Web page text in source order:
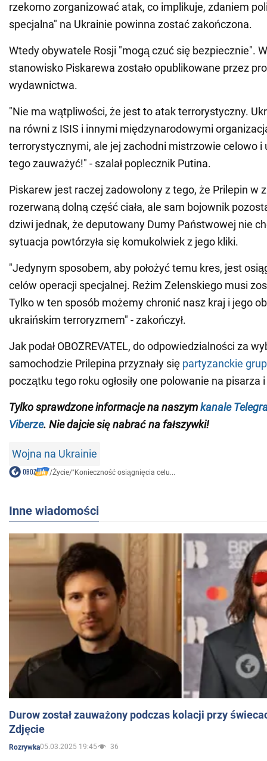
rzekomo zorganizować atak, co implikuje, zdaniem
specjalna" na Ukrainie powinna zostać zakończona.
Wtedy obywatele Rosji "mogą czuć się bezpiecznie".
stanowisko Piskarewa zostało opublikowane przez
wydawnictwa.
"Nie ma wątpliwości, że jest to atak terrorystyczny.
na równi z ISIS i innymi międzynarodowymi
terrorystycznymi, ale jej zachodni mistrzowie celowo i
tego zauważyć!" - szalał poplecznik Putina.
Piskarew jest raczej zadowolony z tego, że Prilepin w
rozerwaną dolną część ciała, ale sam bojownik
dziwi jednak, że deputowany Dumy Państwowej nie
sytuacja powtórzyła się komukolwiek z jego kliki.
"Jedynym sposobem, aby położyć temu kres, jest
celów operacji specjalnej. Reżim Zelenskiego musi
Tylko w ten sposób możemy chronić nasz kraj i jego
ukraińskim terroryzmem" - zakończył.
Jak podał OBOZREVATEL, do odpowiedzialności za
samochodzie Prilepina przyznały się partyzanckie
początku tego roku ogłosiły one polowanie na pisarza
Tylko sprawdzone informacje na naszymkanale
Viberze. Nie dajcie się nabrać na fałszywki!
Wojna na Ukrainie
/Życie/"Konieczność osiągnięcia celu...
Inne wiadomości
Durow został zauważony podczas kolacji przy
Zdjęcie
Rozrywka05.03.2025 19:45 36